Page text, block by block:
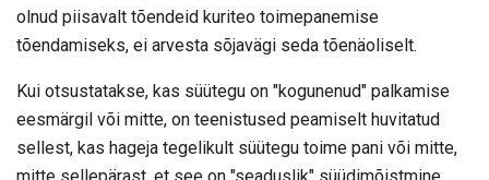
olnud piisavalt tõendeid kuriteo toimepanemise
tõendamiseks, ei arvesta sõjavägi seda tõenäoliselt.
Kui otsustatakse, kas süütegu on "kogunenud" palkamise
eesmärgil või mitte, on teenistused peamiselt huvitatud
sellest, kas hageja tegelikult süütegu toime pani või mitte,